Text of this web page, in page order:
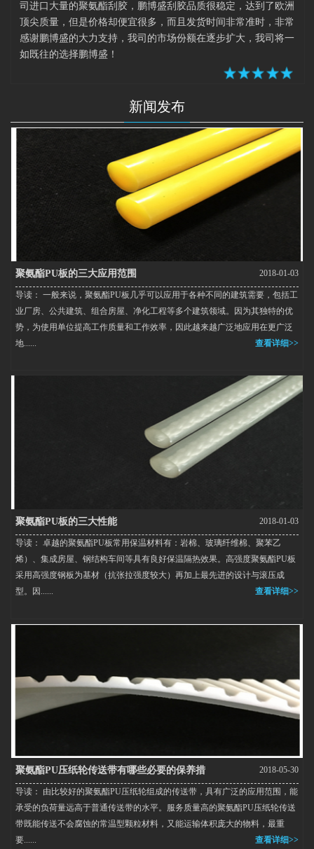
司进口大量的聚氨酯刮胶，鹏博盛刮胶品质很稳定，达到了欧洲
顶尖质量，但是价格却便宜很多，而且发货时间非常准时，非常
感谢鹏博盛的大力支持，我司的市场份额在逐步扩大，我司将一
如既往的选择鹏博盛！
新闻发布
聚氨酯PU板的三大应用范围 2018-01-03
导读： 一般来说，聚氨酯PU板几乎可以应用于各种不同的建筑需要，包括工
业厂房、公共建筑、组合房屋、净化工程等多个建筑领域。因为其独特的优
势，为使用单位提高工作质量和工作效率，因此越来越广泛地应用在更广泛
地......
查看详细>>
聚氨酯PU板的三大性能 2018-01-03
导读： 卓越的聚氨酯PU板常用保温材料有：岩棉、玻璃纤维棉、聚苯乙
烯）、集成房屋、钢结构车间等具有良好保温隔热效果。高强度聚氨酯PU板
采用高强度钢板为基材（抗张拉强度较大）再加上最先进的设计与滚压成
型。因......
查看详细>>
聚氨酯PU压纸轮传送带有哪些必要的保养措
施？
2018-05-30
导读： 由比较好的聚氨酯PU压纸轮组成的传送带，具有广泛的应用范围，能
承受的负荷量远高于普通传送带的水平。服务质量高的聚氨酯PU压纸轮传送
带既能传送不会腐蚀的常温型颗粒材料，又能运输体积庞大的物料，最重
要......
查看详细>>